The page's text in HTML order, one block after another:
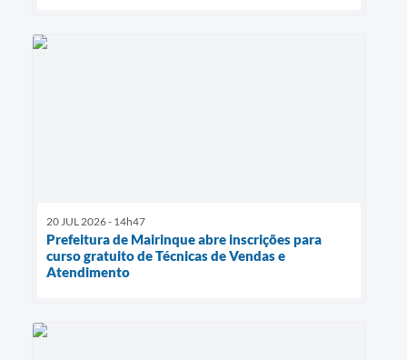
20 JUL 2026 - 14h47
Prefeitura de Mairinque abre inscrições para
curso gratuito de Técnicas de Vendas e
Atendimento